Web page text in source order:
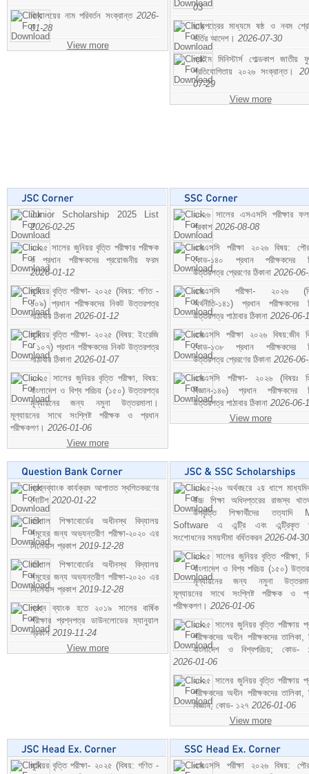
বিদ্যালয়ের নাম পরিবর্তন সংক্রান্ত 2026-
01-28
View more
03
ছাড়পত্রের মাধ্যমে ষষ্ঠ ও নবম
ভর্তির আদেশ। 2026-07-30
প্রাইম মিনিস্টার্স গোল্ডকাপ জাতীয়
প্রতিযোগিতায় ২০২৬ সংক্রান্ত।
07-29
View more
Junior Scholarship 2025 List
2026-02-25
২০২৫ সালের জুনিয়র বৃত্তি পরীক্ষার পরীক্ষক
ও প্রধান পরীক্ষকদের প্রয়োজনীয় ফরম
2026-01-12
জুনিয়র বৃত্তি পরীক্ষা- ২০২৫ (বিষয়: গণিত -
১০৯) প্রধান পরীক্ষকদের নিকট উত্তরপত্র
পাঠাবার ঠিকানা 2026-01-12
জুনিয়র বৃত্তি পরীক্ষা- ২০২৫ (বিষয়: ইংরেজি
- ১০৭) প্রধান পরীক্ষকদের নিকট উত্তরপত্র
পাঠাবার ঠিকানা 2026-01-07
২০২৫ সালের জুনিয়র বৃত্তি পরীক্ষা, বিষয়:
বাংলাদেশ ও বিশ্ব পরিচয় (১৫০) উত্তরপত্র
মূল্যায়নের জন্য নমুনা উত্তরমালা।
মূল্যায়নের সাথে সংশ্লিষ্ট পরীক্ষক ও প্রধান
পরীক্ষকগণ। 2026-01-06
View more
২০২৬ সালের এসএসসি পরীক্ষার
প্রকাশ 2026-08-08
এসএসসি পরীক্ষা ২০২৬ বিষয়:
কোড-১৪০ প্রধান পরীক্ষকদের
উত্তরপত্র প্রেরণের ঠিকানা 2026-
এসএসসি পরীক্ষা- ২০২৬
অর্থনীতি-১৪১) প্রধান পরীক্ষকদের
উত্তরপত্র পাঠাবার ঠিকানা 2026-06-
এসএসসি পরীক্ষা ২০২৬ বিষয়:জীব
কোড-১৩৮ প্রধান পরীক্ষকদের
উত্তরপত্র প্রেরণের ঠিকানা 2026-
এসএসসি পরীক্ষা- ২০২৬ (বিষয়ঃ
বিজ্ঞান-১৪৬) প্রধান পরীক্ষকদের
উত্তরপত্র পাঠাবার ঠিকানা 2026-06-
View more
প্রশ্নব্যাংক কার্যক্রম আপাতত স্থগিতকরণের
নোটিশ 2020-01-22
বরিশাল শিক্ষাবোর্ডের অধীনস্থ বিদ্যালয়
সমূহের জন্য অভ্যন্তরীণ পরীক্ষা-২০২০ এর
সিলেবাস প্রকাশ 2019-12-28
বরিশাল শিক্ষাবোর্ডের অধীনস্থ বিদ্যালয়
সমূহের জন্য অভ্যন্তরীণ পরীক্ষা-২০২০ এর
সিলেবাস প্রকাশ 2019-12-28
প্রশ্ন ব্যাংক হতে ২০১৯ সালের বার্ষিক
পরীক্ষার প্রশ্নপত্র ডাউনলোডের ম্যানুয়াল
প্রকাশ 2019-11-24
View more
২০২৫-২৬ অর্থবছরে ২য় ধাপে
উচ্চ শিক্ষা অধিদপ্তরের রাজস্ব
উপবৃত্তি শিক্ষার্থীদের তত্যাদি
Software এ এন্ট্রি এবং এন্ট্রিকৃত
সংশোধনের সময়সীমা বর্ধিতকরন 2026-04-30
২০২৫ সালের জুনিয়র বৃত্তি পরীক্ষা,
বাংলাদেশ ও বিশ্ব পরিচয় (১৫০)
মূল্যায়নের জন্য নমুনা
মূল্যায়নের সাথে সংশ্লিষ্ট পরীক্ষক ও
পরীক্ষকগণ। 2026-01-06
২০২৫ সালের জুনিয়র বৃত্তি পরীক্ষায়
পরীক্ষকদের অধীন পরীক্ষকদের তালিকা,
বাংলাদেশ ও বিশ্বপরিচয়; কোড-
2026-01-06
২০২৫ সালের জুনিয়র বৃত্তি পরীক্ষায়
পরীক্ষকদের অধীন পরীক্ষকদের তালিকা,
বিজ্ঞান; কোড- ১২৭ 2026-01-06
View more
জুনিয়র বৃত্তি পরীক্ষা- ২০২৫ (বিষয়: গণিত -
এসএসসি পরীক্ষা ২০২৬ বিষয়: